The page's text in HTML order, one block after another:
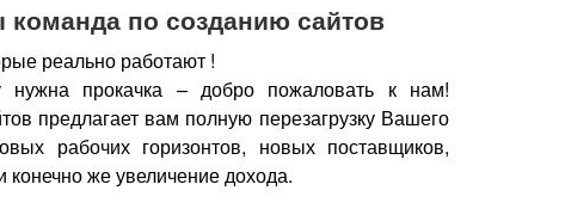
команда по созданию сайтов
реально работают !
прокачка – добро пожаловать к нам!
предлагает вам полную перезагрузку Вашего
рабочих горизонтов, новых поставщиков,
же увеличение дохода.